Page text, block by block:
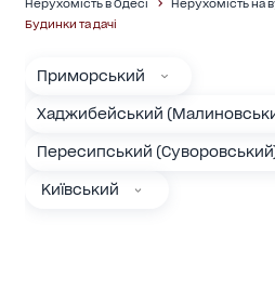
Нерухомість в Одесі
Нерухомість на
Будинки та дачі
Приморський
Хаджибейський
Пересипський
Київський